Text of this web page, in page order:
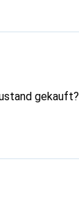
gekauft?